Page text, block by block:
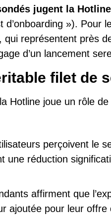
jugent la
d’onboarding »). Pour
qui représentent près
d’un lancement
filet de
Hotline joue un rôle
perçoivent le
une réduction
affirment que
ajoutée pour leur offre